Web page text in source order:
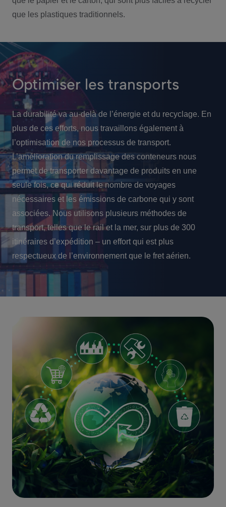
que les plastiques traditionnels.
Optimiser les transports
La durabilité va au-delà de l’énergie et du recyclage. En
plus de ces efforts, nous travaillons également à
l’optimisation de nos processus de transport.
L’amélioration du remplissage des conteneurs nous
permet de transporter davantage de produits en une
seule fois, ce qui réduit le nombre de voyages
nécessaires et les émissions de carbone qui y sont
associées. Nous utilisons plusieurs méthodes de
transport, telles que le rail et la mer, sur plus de 300
itinéraires d’expédition – un effort qui est plus
respectueux de l’environnement que le fret aérien.